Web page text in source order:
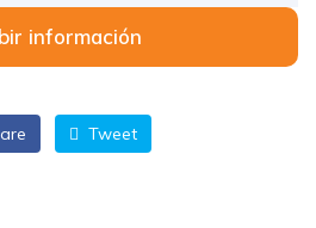
información
Tweet